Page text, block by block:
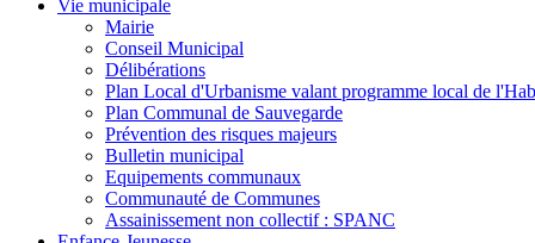
Vie municipale
Mairie
Conseil Municipal
Délibérations
Plan Local d'Urbanisme valant programme local de
Plan Communal de Sauvegarde
Prévention des risques majeurs
Bulletin municipal
Equipements communaux
Communauté de Communes
Assainissement non collectif : SPANC